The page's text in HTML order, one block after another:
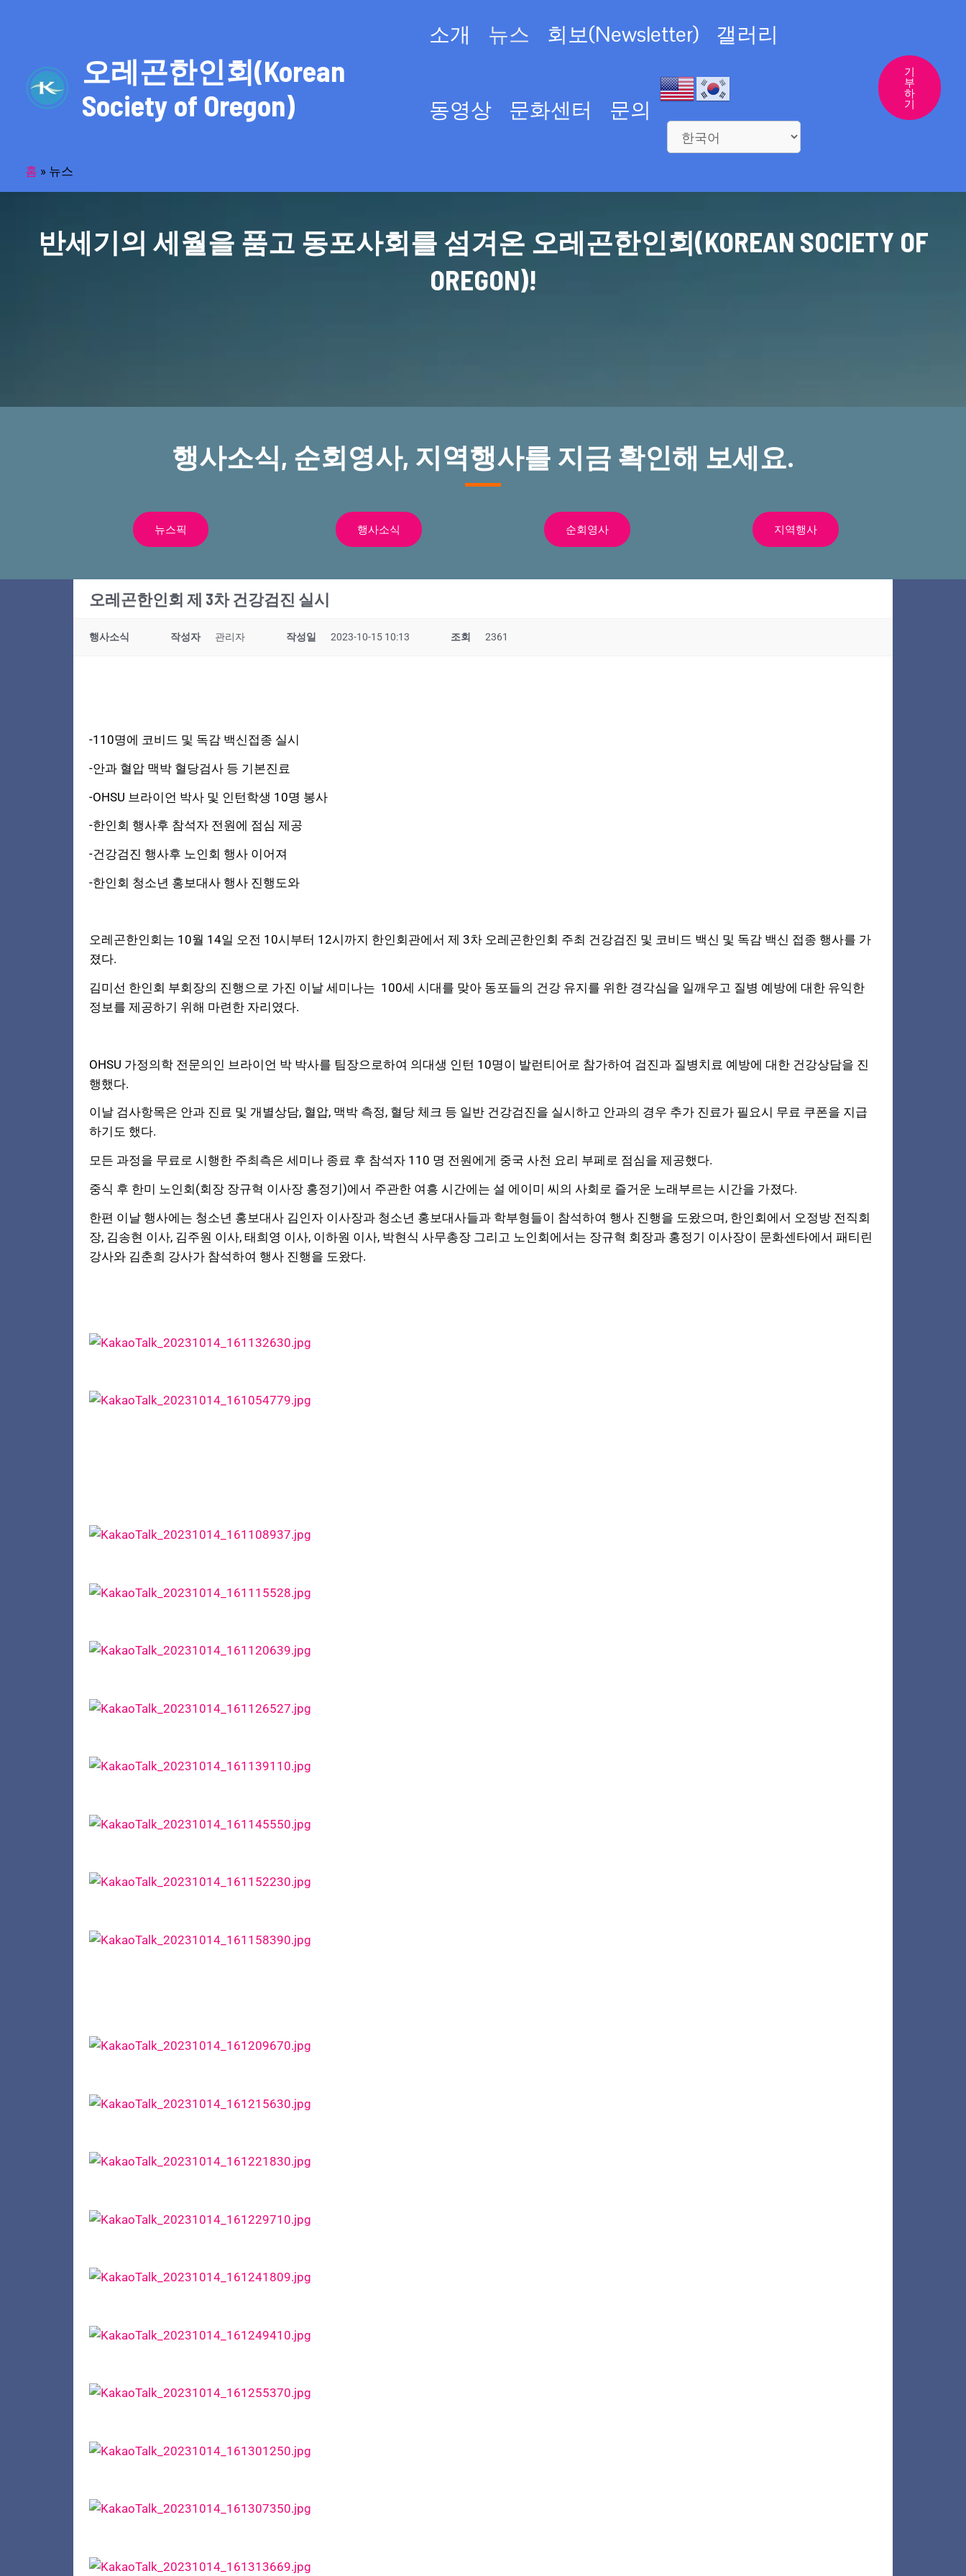
오레곤한인회(Korean
Society of Oregon)
소개 뉴스 회보(Newsletter) 갤러리
동영상 문화센터 문의
기
부
하
기
홈 » 뉴스
반세기의 세월을 품고 동포사회를 섬겨온 오레곤한인회(KOREAN SOCIETY OF
OREGON)!
행사소식, 순회영사, 지역행사를 지금 확인해 보세요.
뉴스픽 행사소식 순회영사 지역행사
오레곤한인회 제 3차 건강검진 실시
행사소식 작성자 관리자 작성일 2023-10-15 10:13 조회 2361
-110명에 코비드 및 독감 백신접종 실시
-안과 혈압 맥박 혈당검사 등 기본진료
-OHSU 브라이언 박사 및 인턴학생 10명 봉사
-한인회 행사후 참석자 전원에 점심 제공
-건강검진 행사후 노인회 행사 이어져
-한인회 청소년 홍보대사 행사 진행도와
오레곤한인회는 10월 14일 오전 10시부터 12시까지 한인회관에서 제 3차 오레곤한인회 주최 건강검진 및 코비드 백신 및 독감 백신 접종 행사를 가
졌다.
김미선 한인회 부회장의 진행으로 가진 이날 세미나는 100세 시대를 맞아 동포들의 건강 유지를 위한 경각심을 일깨우고 질병 예방에 대한 유익한
정보를 제공하기 위해 마련한 자리였다.
OHSU 가정의학 전문의인 브라이언 박 박사를 팀장으로하여 의대생 인턴 10명이 발런티어로 참가하여 검진과 질병치료 예방에 대한 건강상담을 진
행했다.
이날 검사항목은 안과 진료 및 개별상담, 혈압, 맥박 측정, 혈당 체크 등 일반 건강검진을 실시하고 안과의 경우 추가 진료가 필요시 무료 쿠폰을 지급
하기도 했다.
모든 과정을 무료로 시행한 주최측은 세미나 종료 후 참석자 110 명 전원에게 중국 사천 요리 부페로 점심을 제공했다.
중식 후 한미 노인회(회장 장규혁 이사장 홍정기)에서 주관한 여흥 시간에는 설 에이미 씨의 사회로 즐거운 노래부르는 시간을 가졌다.
한편 이날 행사에는 청소년 홍보대사 김인자 이사장과 청소년 홍보대사들과 학부형들이 참석하여 행사 진행을 도왔으며, 한인회에서 오정방 전직회
장, 김송현 이사, 김주원 이사, 태희영 이사, 이하원 이사, 박현식 사무총장 그리고 노인회에서는 장규혁 회장과 홍정기 이사장이 문화센타에서 패티린
강사와 김춘희 강사가 참석하여 행사 진행을 도왔다.